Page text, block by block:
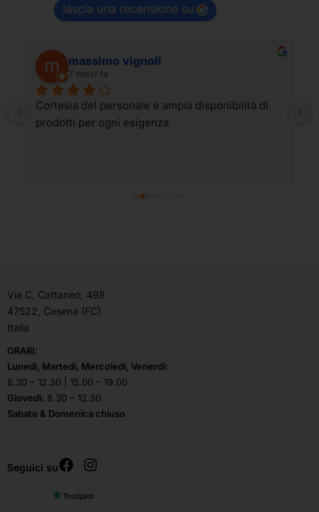
lascia una recensione su
massimo vignoli
7 mesi fa
Cortesia del personale e ampia disponibilità di
prodotti per ogni esigenza
Via C. Cattaneo, 498
47522, Cesena (FC)
Italia
ORARI:
Lunedì, Martedì, Mercoledì, Venerdì:
8.30 – 12.30 | 15.00 – 19.00
Giovedì: 8.30 – 12.30
Sabato & Domenica chiuso
Seguici su